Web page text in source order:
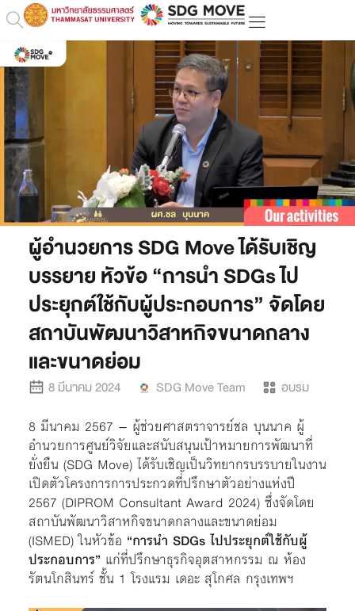
ผู้อำนวยการ SDG Move ได้รับเชิญ
บรรยาย หัวข้อ “การนำ SDGs ไป
ประยุกต์ใช้กับผู้ประกอบการ” จัดโดย
สถาบันพัฒนาวิสาหกิจขนาดกลาง
และขนาดย่อม
8 มีนาคม 2024 SDG Move Team อบรม
8 มีนาคม 2567 – ผู้ช่วยศาสตราจารย์ชล บุนนาค ผู้
อำนวยการศูนย์วิจัยและสนับสนุนเป้าหมายการพัฒนาที่
ยั่งยืน (SDG Move) ได้รับเชิญเป็นวิทยากรบรรบายในงาน
เปิดตัวโครงการการประกวดที่ปรึกษาตัวอย่างแห่งปี
2567 (DIPROM Consultant Award 2024) ซึ่งจัดโดย
สถาบันพัฒนาวิสาหกิจขนาดกลางและขนาดย่อม
(ISMED) ในหัวข้อ “การนำ SDGs ไปประยุกต์ใช้กับผู้
ประกอบการ” แก่ที่ปรึกษาธุรกิจอุตสาหกรรม ณ ห้อง
รัตนโกสินทร์ ชั้น 1 โรงแรม เดอะ สุโกศล กรุงเทพฯ